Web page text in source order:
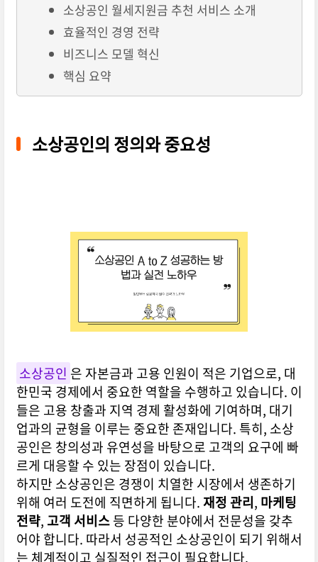
소상공인 월세지원금 추천 서비스 소개
효율적인 경영 전략
비즈니스 모델 혁신
핵심 요약
소상공인의 정의와 중요성
소상공인 은 자본금과 고용 인원이 적은 기업으로, 대
한민국 경제에서 중요한 역할을 수행하고 있습니다. 이
들은 고용 창출과 지역 경제 활성화에 기여하며, 대기
업과의 균형을 이루는 중요한 존재입니다. 특히, 소상
공인은 창의성과 유연성을 바탕으로 고객의 요구에 빠
르게 대응할 수 있는 장점이 있습니다.
하지만 소상공인은 경쟁이 치열한 시장에서 생존하기
위해 여러 도전에 직면하게 됩니다.재정 관리, 마케팅
전략, 고객 서비스등 다양한 분야에서 전문성을 갖추
어야 합니다. 따라서 성공적인 소상공인이 되기 위해서
는 체계적이고 실질적인 접근이 필요합니다.